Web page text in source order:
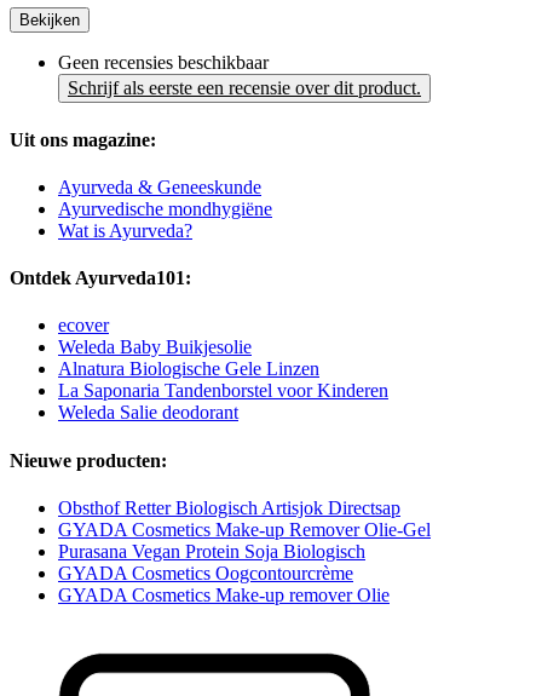
Bekijken
Geen recensies beschikbaar
Schrijf als eerste een recensie over dit product.
Uit ons magazine:
Ayurveda & Geneeskunde
Ayurvedische mondhygiëne
Wat is Ayurveda?
Ontdek Ayurveda101:
ecover
Weleda Baby Buikjesolie
Alnatura Biologische Gele Linzen
La Saponaria Tandenborstel voor Kinderen
Weleda Salie deodorant
Nieuwe producten:
Obsthof Retter Biologisch Artisjok Directsap
GYADA Cosmetics Make-up Remover Olie-Gel
Purasana Vegan Protein Soja Biologisch
GYADA Cosmetics Oogcontourcrème
GYADA Cosmetics Make-up remover Olie